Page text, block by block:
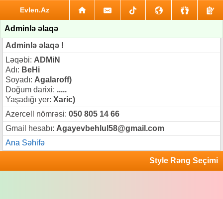
Evlen.Az
Adminlə əlaqə
Adminlə əlaqə !
Ləqəbi: ADMiN
Adı: BeHi
Soyadı: Agalaroff)
Doğum darixi: .....
Yaşadığı yer: Xaric)
Azercell nömrəsi: 050 805 14 66
Gmail hesabı: Agayevbehlul58@gmail.com
Ana Səhifə
Style Rəng Seçimi